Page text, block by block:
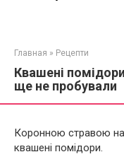
Главная » Рецепти
Квашені
ще не пробували
Коронною стравою
квашені помідори.